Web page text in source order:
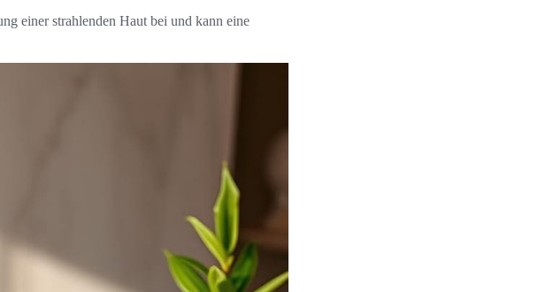
einer strahlenden Haut bei und kann eine